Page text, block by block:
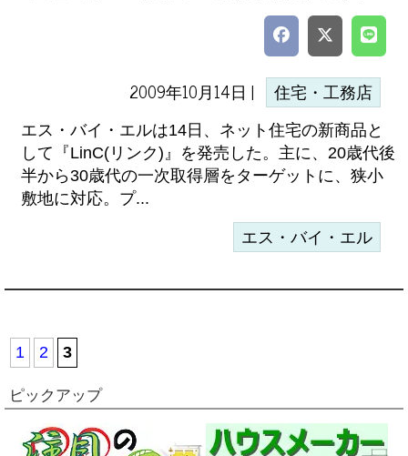
2009年10月14日 | 住宅・工務店
エス・バイ・エルは14日、ネット住宅の新商品と
して『LinC(リンク)』を発売した。主に、20歳代後
半から30歳代の一次取得層をターゲットに、狭小
敷地に対応。プ...
エス・バイ・エル
1 2 3
ピックアップ